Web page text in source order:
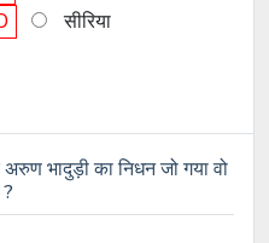
सीरिया
भादुड़ी का निधन जो गया वो